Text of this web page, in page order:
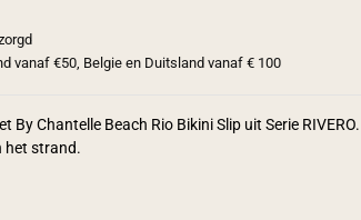
vanaf €50, Belgie en Duitsland vanaf € 100
By Chantelle Beach Rio Bikini Slip uit Serie
het strand.